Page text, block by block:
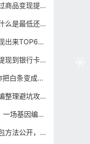
一分钟看懂：京东白条额度通过商品变现提现的6种方式+3个避坑要点
信用卡最低还款是什么意思（什么是最低还款额）
京东白条和羊小咩额度变现提现出来TOP6推荐，附合规操作流程+风险提示
羊小咩享花卡额度可回购变现提现到银行卡的前提条件？攻略方法全解析！
额度不用等于浪费？这6招帮你把白条变成应急备用金，请远离非法套现（内附合规变现操作攻略）
羊小咩回收商家是否靠谱？小编整理避坑攻略，让提现安心轻松！
未解之谜：“重庆火锅失踪案”：一场基因编辑下的跨国食罪链？到底是怎么回事，我们来扒一扒！
羊小咩商家提现便荔卡信用钱包方法公开，下单即回款的模式解密（合规回收变现攻略）！